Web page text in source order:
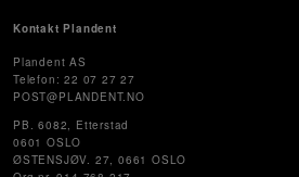
Kontakt Plandent
Plandent AS
Telefon: 22 07 27 27
POST@PLANDENT.NO
PB. 6082, Etterstad
0601 OSLO
ØSTENSJØV. 27, 0661 OSLO